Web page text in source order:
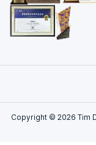
Copyright © 2026 Tim